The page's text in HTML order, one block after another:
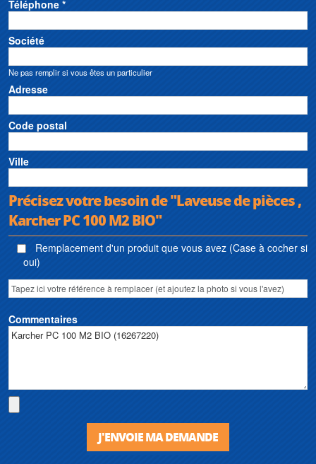
Téléphone *
Société
Ne pas remplir si vous êtes un particulier
Adresse
Code postal
Ville
Précisez votre besoin de "Laveuse de pièces ,
Karcher PC 100 M2 BIO"
Remplacement d'un produit que vous avez (Case à cocher si
oui)
Commentaires
J'ENVOIE MA DEMANDE